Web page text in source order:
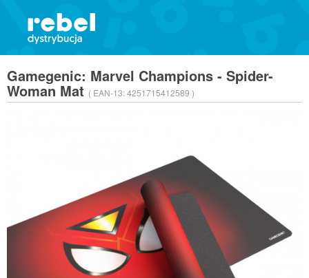
Gamegenic: Marvel Champions - Spider-
Woman Mat ( EAN-13:4251715412589 )